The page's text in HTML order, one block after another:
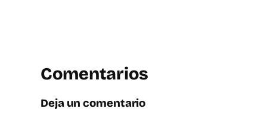
Comentarios
Deja un comentario